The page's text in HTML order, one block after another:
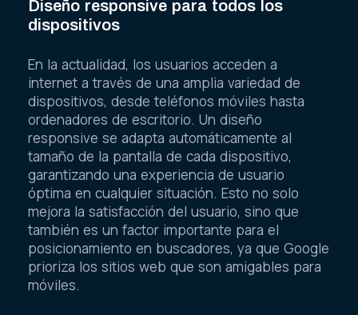
Diseño responsive para todos los
dispositivos
En la actualidad, los usuarios acceden a
internet a través de una amplia variedad de
dispositivos, desde teléfonos móviles hasta
ordenadores de escritorio. Un diseño
responsive se adapta automáticamente al
tamaño de la pantalla de cada dispositivo,
garantizando una experiencia de usuario
óptima en cualquier situación. Esto no solo
mejora la satisfacción del usuario, sino que
también es un factor importante para el
posicionamiento en buscadores, ya que Google
prioriza los sitios web que son amigables para
móviles.